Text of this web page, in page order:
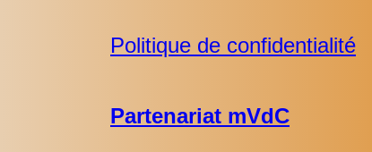
Politique de confidentialité
Partenariat mVdC